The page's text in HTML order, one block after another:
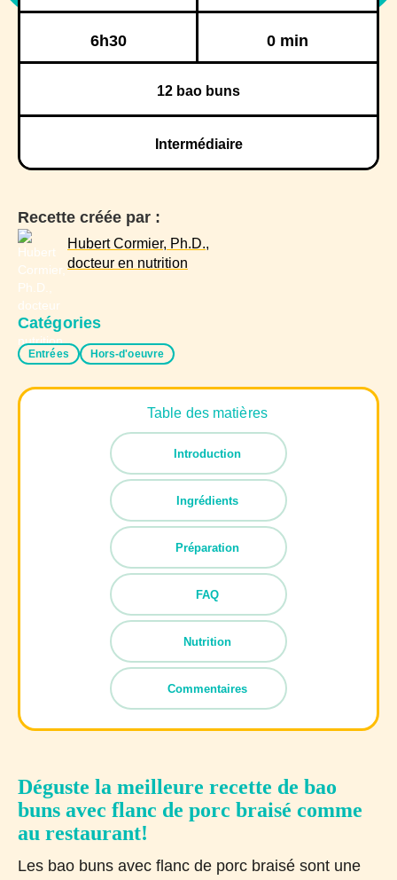
6h30 0 min
12 bao buns
Intermédiaire
Recette créée par :
Hubert Cormier, Ph.D.,
docteur en nutrition
Catégories
Entrées Hors-d'oeuvre
Table des matières
Introduction
Ingrédients
Préparation
FAQ
Nutrition
Commentaires
Déguste la meilleure recette de bao
buns avec flanc de porc braisé comme
au restaurant!
Les bao buns avec flanc de porc braisé sont une